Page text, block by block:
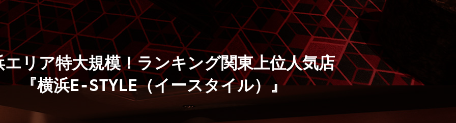
エリア特大規模！ランキング関東上位人気店
『横浜E-STYLE（イースタイル）』